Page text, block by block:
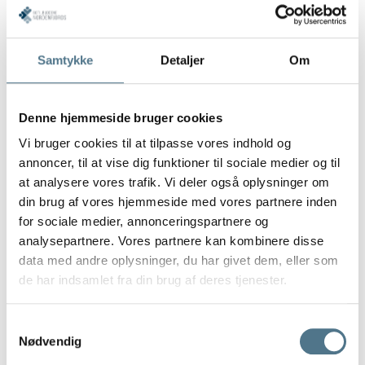
Samtykke Detaljer Om
Denne hjemmeside bruger cookies
Vi bruger cookies til at tilpasse vores indhold og
annoncer, til at vise dig funktioner til sociale medier og til
at analysere vores trafik. Vi deler også oplysninger om
din brug af vores hjemmeside med vores partnere inden
for sociale medier, annonceringspartnere og
analysepartnere. Vores partnere kan kombinere disse
data med andre oplysninger, du har givet dem, eller som
de har indsamlet fra din brug af deres tjenester.
Nødvendig
Vi har indgået databehandleraftaler med vores
databehandlere, hvilket er vores garanti for, at de
overholder gældende regler om beskyttelse af dine
personoplysninger.
Dine rettigheder
Som den registrerede har du en række rettigheder, som
vi til enhver tid skal sikre opfyldelse af. Du har ret til at
anmode os om følgende:
• At få adgang til og få rettet/ændret dine persondata
• At få slettet persondata
Du har derudover ret til at protestere over
Ønsker du ikke længere, at vi skal behandle dine